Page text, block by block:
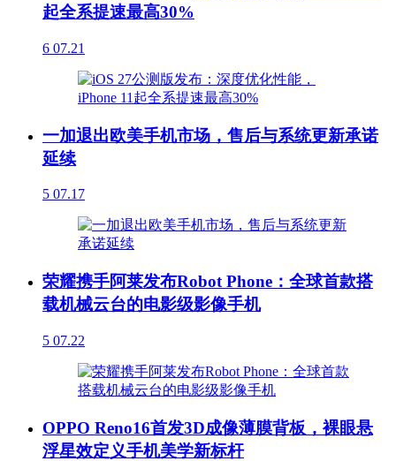
起全系提速最高30%
6 07.21
一加退出欧美手机市场，售后与系统更新承诺
延续
5 07.17
荣耀携手阿莱发布Robot Phone：全球首款搭
载机械云台的电影级影像手机
5 07.22
OPPO Reno16首发3D成像薄膜背板，裸眼悬
浮星效定义手机美学新标杆